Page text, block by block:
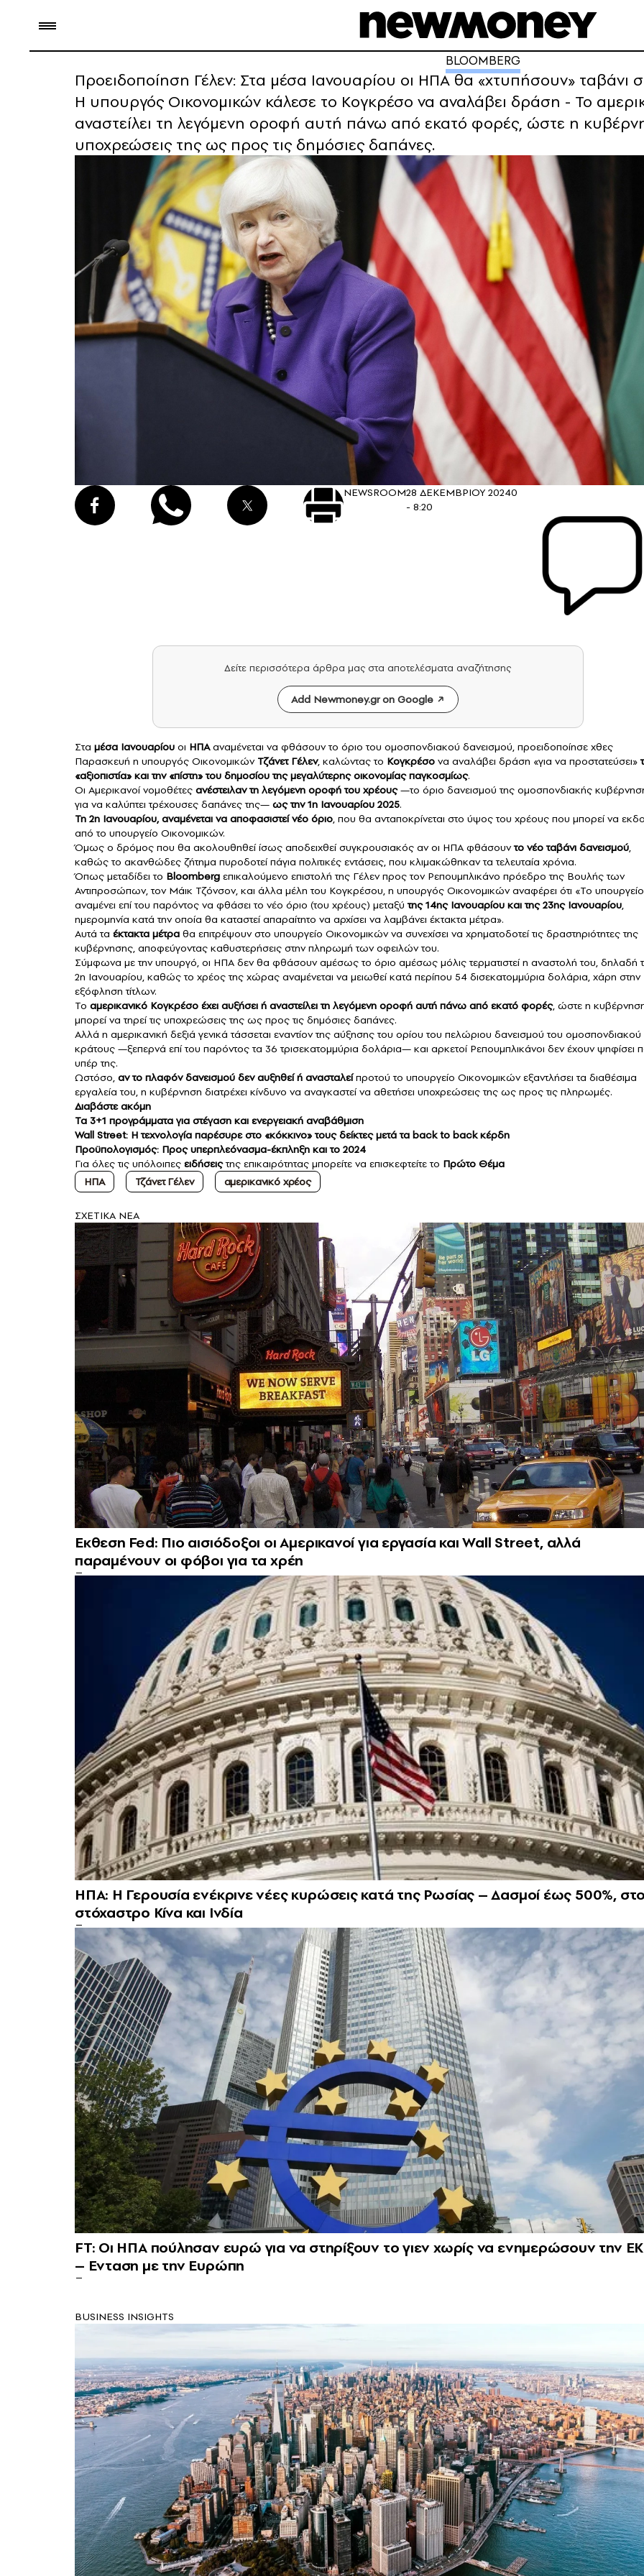
BLOOMBERG
Προειδοποίηση Γέλεν: Στα μέσα Ιανουαρίου οι ΗΠΑ θα «χτυπήσουν» ταβάνι
Η υπουργός Οικονομικών κάλεσε το Κογκρέσο να αναλάβει δράση - Το
αναστείλει τη λεγόμενη οροφή αυτή πάνω από εκατό φορές, ώστε η
υποχρεώσεις της ως προς τις δημόσιες δαπάνες.
NEWSROOM28 ΔΕΚΕΜΒΡΙΟΥ 2024
- 8:20
0
Δείτε περισσότερα άρθρα μας στα αποτελέσματα αναζήτησης
Add Newmoney.gr on Google
Στα μέσα Ιανουαρίου οι ΗΠΑ αναμένεται να φθάσουν το όριο του ομοσπονδιακού δανεισμού, προειδοποίησε χθες
Παρασκευή η υπουργός Οικονομικών Τζάνετ Γέλεν, καλώντας το Κογκρέσο να αναλάβει δράση «για να προστατεύσει»
«αξιοπιστία» και την «πίστη» του δημοσίου της μεγαλύτερης οικονομίας παγκοσμίως.
Οι Αμερικανοί νομοθέτες ανέστειλαν τη λεγόμενη οροφή του χρέους—το όριο δανεισμού της ομοσπονδιακής
για να καλύπτει τρέχουσες δαπάνες της— ως την 1η Ιανουαρίου 2025.
Τη 2η Ιανουαρίου, αναμένεται να αποφασιστεί νέο όριο, που θα ανταποκρίνεται στο ύψος του χρέους που μπορεί να
από το υπουργείο Οικονομικών.
Όμως ο δρόμος που θα ακολουθηθεί ίσως αποδειχθεί συγκρουσιακός αν οι ΗΠΑ φθάσουντο νέο ταβάνι δανεισμού,
καθώς το ακανθώδες ζήτημα πυροδοτεί πάγια πολιτικές εντάσεις, που κλιμακώθηκαν τα τελευταία χρόνια.
Όπως μεταδίδει το Bloomberg επικαλούμενο επιστολή της Γέλεν προς τον Ρεπουμπλικάνο πρόεδρο της Βουλής των
Αντιπροσώπων, τον Μάικ Τζόνσον, και άλλα μέλη του Κογκρέσου, η υπουργός Οικονομικών αναφέρει ότι «Το υπουργείο
αναμένει επί του παρόντος να φθάσει το νέο όριο (του χρέους) μεταξύτης 14ης Ιανουαρίου και της 23ης Ιανουαρίου,
ημερομηνία κατά την οποία θα καταστεί απαραίτητο να αρχίσει να λαμβάνει έκτακτα μέτρα».
Αυτά τα έκτακτα μέτρα θα επιτρέψουν στο υπουργείο Οικονομικών να συνεχίσει να χρηματοδοτεί τις δραστηριότητες της
κυβέρνησης, αποφεύγοντας καθυστερήσεις στην πληρωμή των οφειλών του.
Σύμφωνα με την υπουργό, οι ΗΠΑ δεν θα φθάσουν αμέσως το όριο αμέσως μόλις τερματιστεί η αναστολή του, δηλαδή
2η Ιανουαρίου, καθώς το χρέος της χώρας αναμένεται να μειωθεί κατά περίπου 54 δισεκατομμύρια δολάρια, χάρη στην
εξόφληση τίτλων.
Το αμερικανικό Κογκρέσο έχει αυξήσει ή αναστείλει τη λεγόμενη οροφή αυτή πάνω από εκατό φορές, ώστε η
μπορεί να τηρεί τις υποχρεώσεις της ως προς τις δημόσιες δαπάνες.
Αλλά η αμερικανική δεξιά γενικά τάσσεται εναντίον της αύξησης του ορίου του πελώριου δανεισμού του ομοσπονδιακού
κράτους —ξεπερνά επί του παρόντος τα 36 τρισεκατομμύρια δολάρια— και αρκετοί Ρεπουμπλικάνοι δεν έχουν ψηφίσει
υπέρ της.
Ωστόσο, αν το πλαφόν δανεισμού δεν αυξηθεί ή ανασταλείπροτού το υπουργείο Οικονομικών εξαντλήσει τα διαθέσιμα
εργαλεία του, η κυβέρνηση διατρέχει κίνδυνο να αναγκαστεί να αθετήσει υποχρεώσεις της ως προς τις πληρωμές.
Διαβάστε ακόμη
Τα 3+1 προγράμματα για στέγαση και ενεργειακή αναβάθμιση
Wall Street: Η τεχνολογία παρέσυρε στο «κόκκινο» τους δείκτες μετά τα back to back κέρδη
Προϋπολογισμός: Προς υπερπλεόνασμα-έκπληξη και το 2024
Για όλες τις υπόλοιπες ειδήσεις της επικαιρότητας μπορείτε να επισκεφτείτε το Πρώτο Θέμα
ΗΠΑ
Τζάνετ Γέλεν αμερικανικό χρέος
ΣXETIKA NEA
Εκθεση Fed: Πιο αισιόδοξοι οι Αμερικανοί για εργασία και Wall Street, αλλά
παραμένουν οι φόβοι για τα χρέη
ΗΠΑ: Η Γερουσία ενέκρινε νέες κυρώσεις κατά της Ρωσίας – Δασμοί έως 500%,
στόχαστρο Κίνα και Ινδία
FT: Οι ΗΠΑ πούλησαν ευρώ για να στηρίξουν το γιεν χωρίς να ενημερώσουν την
– Ενταση με την Ευρώπη
BUSINESS INSIGHTS